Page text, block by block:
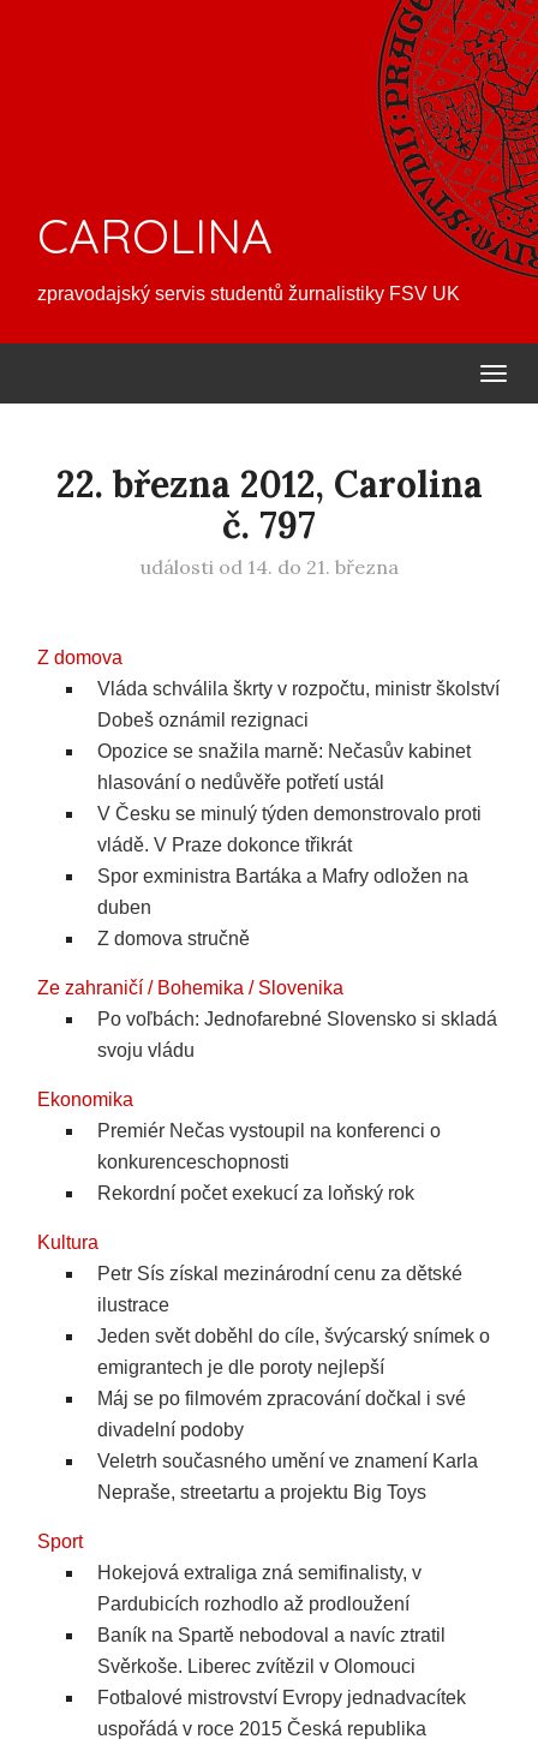
CAROLINA
zpravodajský servis studentů žurnalistiky FSV UK
22. března 2012, Carolina
č. 797
události od 14. do 21. března
Z domova
Vláda schválila škrty v rozpočtu, ministr školství
Dobeš oznámil rezignaci
Opozice se snažila marně: Nečasův kabinet
hlasování o nedůvěře potřetí ustál
V Česku se minulý týden demonstrovalo proti
vládě. V Praze dokonce třikrát
Spor exministra Bartáka a Mafry odložen na
duben
Z domova stručně
Ze zahraničí / Bohemika / Slovenika
Po voľbách: Jednofarebné Slovensko si skladá
svoju vládu
Ekonomika
Premiér Nečas vystoupil na konferenci o
konkurenceschopnosti
Rekordní počet exekucí za loňský rok
Kultura
Petr Sís získal mezinárodní cenu za dětské
ilustrace
Jeden svět doběhl do cíle, švýcarský snímek o
emigrantech je dle poroty nejlepší
Máj se po filmovém zpracování dočkal i své
divadelní podoby
Veletrh současného umění ve znamení Karla
Nepraše, streetartu a projektu Big Toys
Sport
Hokejová extraliga zná semifinalisty, v
Pardubicích rozhodlo až prodloužení
Baník na Spartě nebodoval a navíc ztratil
Svěrkoše. Liberec zvítězil v Olomouci
Fotbalové mistrovství Evropy jednadvacítek
uspořádá v roce 2015 Česká republika